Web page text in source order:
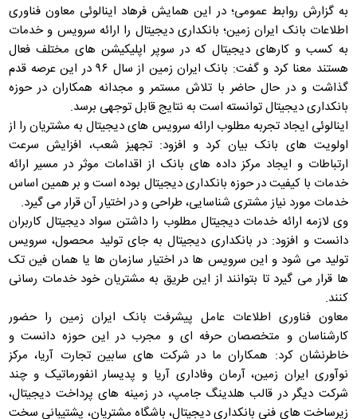
به گزارش روابط عمومی؛ در این همایش فرهاد اینالوئی معاون فناوری
اطلاعات بانک ایران زمین؛ بانکداری دیجیتال را ارائه سرویس و خدمات
به کسب و کارهای دیجیتال که در سوپر اپلیکیشن های مختلف فعال
هستند معنا کرد و گفت: بانک ایران زمین از سال ۹۶ در این عرصه قدم
گذاشت و در حال حاضر با تلاش مستمر و مجدانه همکاران در حوزه
بانکداری دیجیتال توانسته است به نتایج قابل توجهی برسد.
اینالوئی ایجاد تجربه مطلوب ارائه سرویس های دیجیتال به مشتریان را از
اولویت های بانک بیان کرد و افزود: تجهیز شعب، افزایش سرعت
ارتباطات و ایجاد مرکز داده های بانک از اقدامات موثر در مسیر ارائه
خدمات با کیفیت در حوزه بانکداری دیجیتال بوده است و بر همین اساس
خدمات مورد نیاز مشتری شناسایی، طراحی و در اختیار آن قرار می گیرد.
وی لازمه ارائه خدمات دیجیتال مطلوب را داشتن سواد دیجیتال کاربران
دانست و افزود: در بانکداری دیجیتال به جای تولید محصول، سرویس
تولید می شود و این سرویس ها در اختیار سازمان ها یا همان فین تک
ها قرار می گیرد تا بتوانند از این طریق به مشتریان خود خدمات رسانی
کنند.
معاون فناوری اطلاعات عامل پیشرفت بانک ایران زمین را حضور
کارشناسان و متخصصان حرفه ای و مجرب در این حوزه دانست و
خاطرنشان کرد: همکاران ما در شرکت های سابین تجارت آریا، مرکز
نوآوری ایران زمین، آرمان وفاداری آریا و پدیسار انفورماتیک و چند
شرکت دیگر در قالب هلدینگ جامپ، در زمینه های پرداخت دیجیتال،
زیرساخت های فنی بانکداری دیجیتال، باشگاه مشتریان، پشتیبانی سخت